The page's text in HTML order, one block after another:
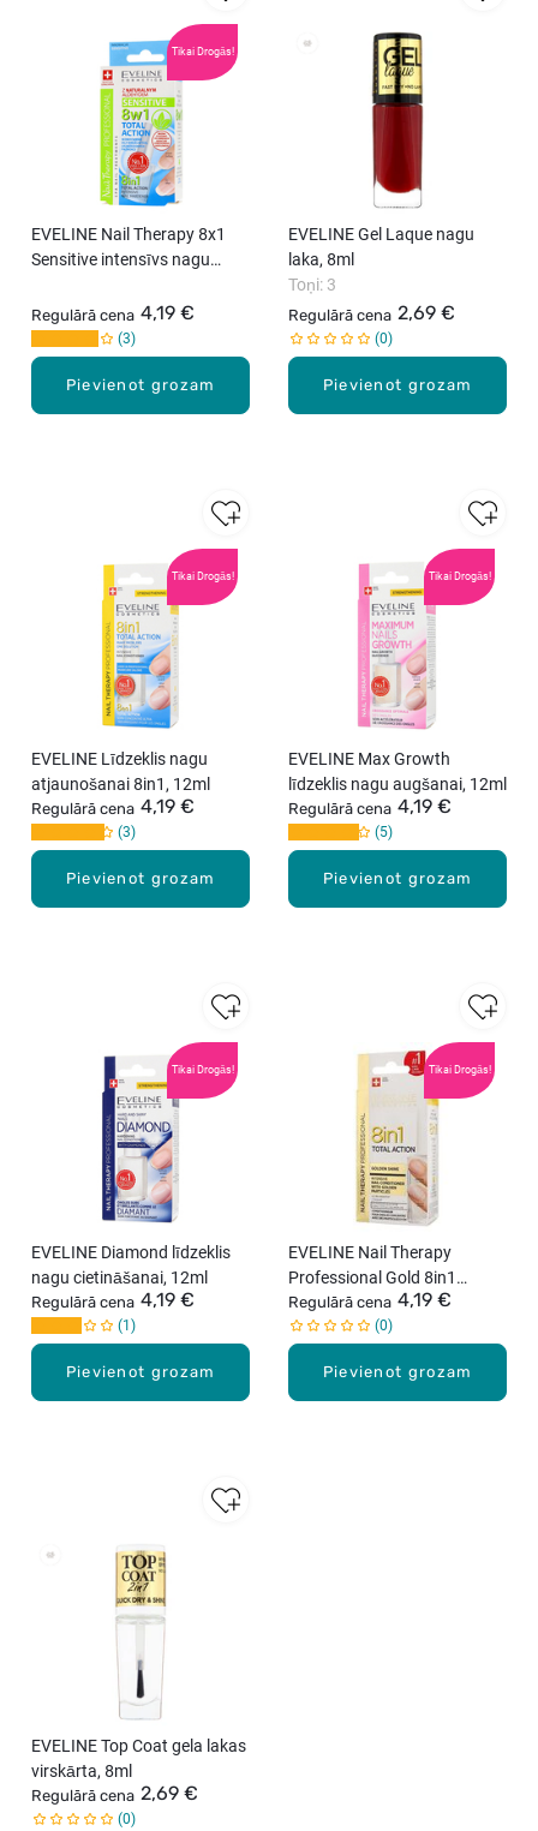
Tikai Drogās!
Pievienot grozam
EVELINE Nail Therapy 8x1
Sensitive intensīvs nagu
Regulārā cena 4,19 €
3
Pievienot grozam
EVELINE Gel Laque nagu
laka, 8ml
Regulārā cena 2,69 €
Toņi: 3
0
Tikai Drogās!
Pievienot grozam
EVELINE Līdzeklis nagu
atjaunošanai 8in1, 12ml
Regulārā cena 4,19 €
3
Tikai Drogās!
Pievienot grozam
EVELINE Max Growth
līdzeklis nagu augšanai, 12ml
Regulārā cena 4,19 €
5
Tikai Drogās!
Pievienot grozam
EVELINE Diamond līdzeklis
nagu cietināšanai, 12ml
Regulārā cena 4,19 €
1
Tikai Drogās!
Pievienot grozam
EVELINE Nail Therapy
Professional Gold 8in1
līdzeklis nagu atjaunošanai,
12ml
Regulārā cena 4,19 €
0
EVELINE Top Coat gela lakas
virskārta, 8ml
Regulārā cena 2,69 €
0